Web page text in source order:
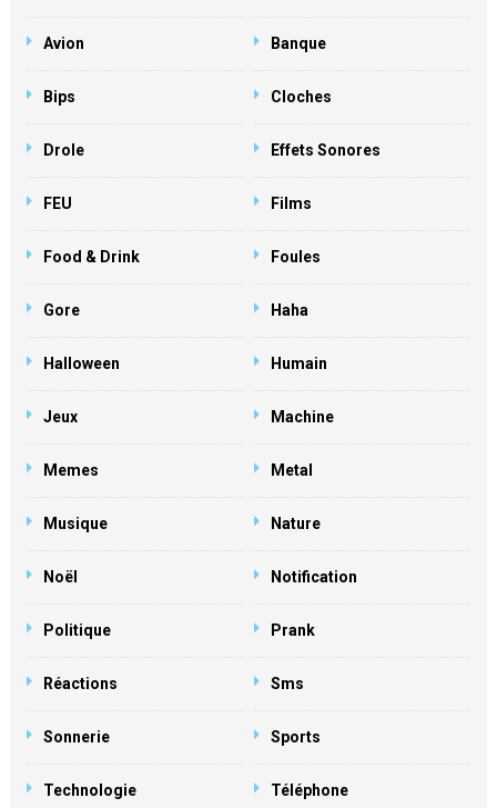
Avion Banque
Bips Cloches
Drole Effets Sonores
FEU Films
Food & Drink Foules
Gore Haha
Halloween Humain
Jeux Machine
Memes Metal
Musique Nature
Noël Notification
Politique Prank
Réactions Sms
Sonnerie Sports
Technologie Téléphone